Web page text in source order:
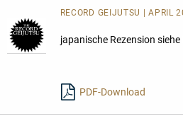
RECORD GEIJUTSU | APRIL
japanische Rezension siehe
PDF-Download